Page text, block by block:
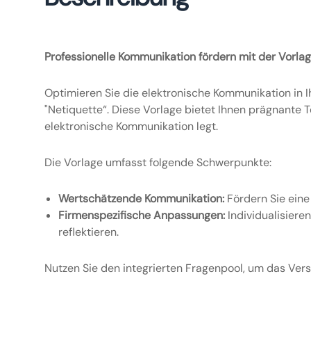
Professionelle Kommunikation fördern mit der
Optimieren Sie die elektronische Kommunikation
"Netiquette“. Diese Vorlage bietet Ihnen prägnante
elektronische Kommunikation legt.
Die Vorlage umfasst folgende Schwerpunkte:
Wertschätzende Kommunikation: Fördern Sie
Firmenspezifische Anpassungen:
reflektieren.
Nutzen Sie den integrierten Fragenpool, um das